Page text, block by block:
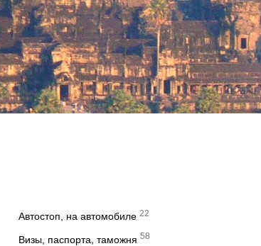
Автостоп, на автомобиле 22
Визы, паспорта, таможня 58